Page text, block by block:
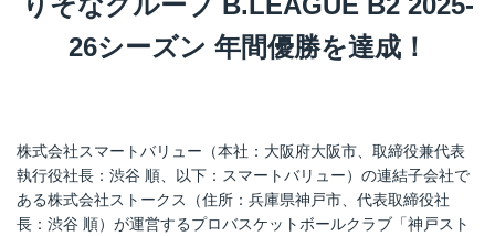
26シーズン 年間優勝を達成！
株式会社スマートバリュー（本社：大阪府大阪市、取締役兼代表
執行役社長：渋谷 順、以下：スマートバリュー）の連結子会社で
ある株式会社ストークス（住所：兵庫県神戸市、代表取締役社
長：渋谷 順）が運営するプロバスケットボールクラブ「神戸スト